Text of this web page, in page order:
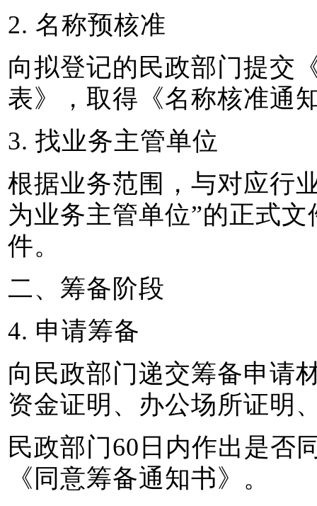
2. 名称预核准
向拟登记的民政部门提交
表》，取得《名称核准通
3. 找业务主管单位
根据业务范围，与对应行
为业务主管单位”的正式
件。
二、筹备阶段
4. 申请筹备
向民政部门递交筹备申请
资金证明、办公场所证明
民政部门60日内作出是否
《同意筹备通知书》。